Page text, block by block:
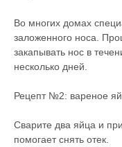
Во многих домах
заложенного носа.
закапывать нос в
несколько дней.
Рецепт №2: вареное
Сварите два яйца и
помогает снять отек.